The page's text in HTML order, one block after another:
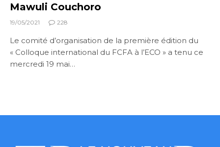
Mawuli Couchoro
19/05/2021 228
Le comité d’organisation de la première édition du
« Colloque international du FCFA à l’ECO » a tenu ce
mercredi 19 mai…